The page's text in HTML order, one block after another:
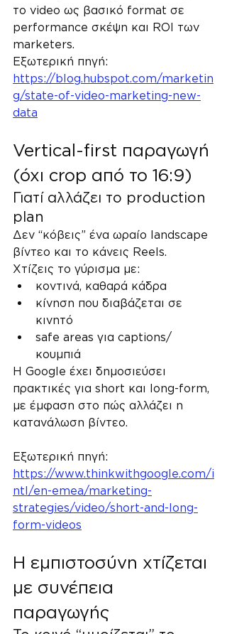
το video ως βασικό format σε
performance σκέψη και ROI των
marketers.
Εξωτερική πηγή:
https://blog.hubspot.com/marketin
g/state-of-video-marketing-new-
data
Vertical-first παραγωγή
(όχι crop από το 16:9)
Γιατί αλλάζει το production
plan
Δεν “κόβεις” ένα ωραίο landscape
βίντεο και το κάνεις Reels.
Χτίζεις το γύρισμα με:
κοντινά, καθαρά κάδρα
κίνηση που διαβάζεται σε
κινητό
safe areas για captions/
κουμπιά
Η Google έχει δημοσιεύσει
πρακτικές για short και long-form,
με έμφαση στο πώς αλλάζει η
κατανάλωση βίντεο.
Εξωτερική πηγή:
https://www.thinkwithgoogle.com/i
ntl/en-emea/marketing-
strategies/video/short-and-long-
form-videos
Η εμπιστοσύνη χτίζεται
με συνέπεια
παραγωγής